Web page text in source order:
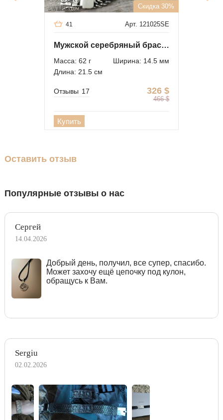
Скидка 30%
Арт. 121025SE
41
Мужской серебряный браслет Трактор
Масса: 62 г
Ширина: 14.5 мм
Длина: 21.5 см
326 $
466 $
Отзывы 17
Купить
Оставить отзыв
Популярные отзывы о нас
Сергей
14.04.2026
Добрый день, получил, все супер, спасибо.
Может захочу ещё цепочку под кулон,
обращусь к Вам.
Sergiu
02.02.2026